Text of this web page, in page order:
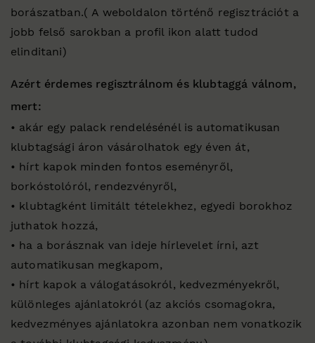
borászatban.( A weboldalon történő regisztrációt a
jobb felső sarokban a profil ikon alatt tudod
elinditani)
Azért érdemes regisztrálnom és klubtaggá válnom,
mert:
• akár egy palack rendelésénél is automatikusan
klubtagsági áron vásárolhatok egy éven át,
• hírt kapok minden fontos eseményről,
borkóstolóról, rendezvényről,
• klubtagként limitált tételekhez, egyedi borokhoz
juthatok hozzá,
• ha a borásznak van ideje hírlevelet írni, azt
automatikusan megkapom,
• hírt kapok a válogatásokról, kedvezményekről,
különleges ajánlatokról (az akciós csomagokra,
kedvezményes ajánlatokra azonban nem vonatkozik